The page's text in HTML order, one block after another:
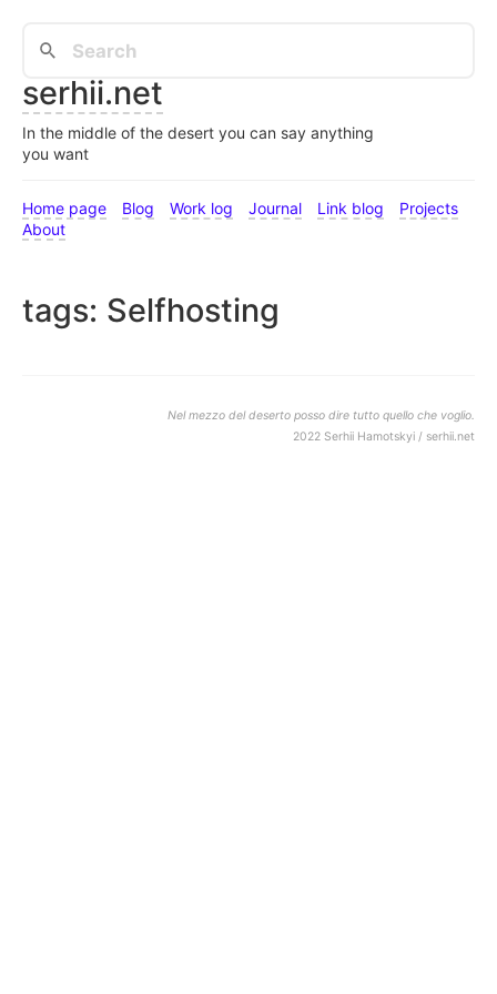
serhii.net
In the middle of the desert you can say anything
you want
Home page Blog Work log Journal Link blog
Projects
About
tags: Selfhosting
Nel mezzo del deserto posso dire tutto quello che voglio.
2022 Serhii Hamotskyi / serhii.net